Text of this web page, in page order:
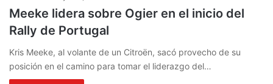
Meeke lidera sobre Ogier en el inicio del
Rally de Portugal
Kris Meeke, al volante de un Citroën, sacó provecho de su
posición en el camino para tomar el liderazgo del…